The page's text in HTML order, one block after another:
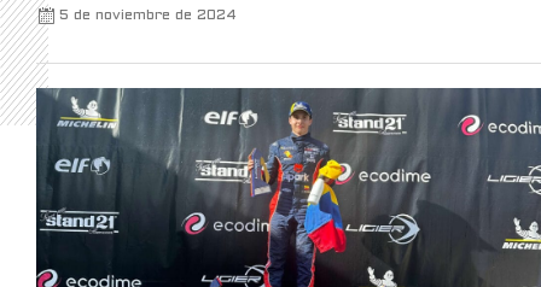
Kalshi Traders @kalshitrade · 3 Mar
Kalshi is launching the first-ever luxury
watch market, in partnership with Bezel.
For the first time, you can trade your view on
watches, without owning one.
Only on Kalshi.
370 X
5 de noviembre de 2024